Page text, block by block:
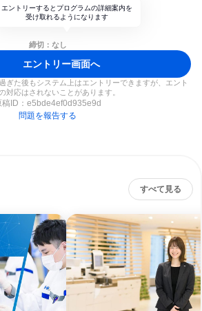
エントリーするとプログラムの詳細案内を
受け取れるようになります
締切：なし
エントリー画面へ
ぎた後もシステム上はエントリーできますが、エント
対応はされないことがあります。
稿ID： e5bde4ef0d935e9d
問題を報告する
すべて見る